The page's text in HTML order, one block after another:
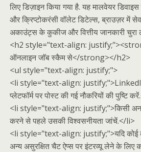
लिए डिज़ाइन किया गया है. यह मालवेयर
और क्रिप्टोकरंसी वॉलेट डिटेल्स, ब्राउज़र में
अकाउंट्स के कुकीज और वित्तीय जानकारी चुरा
<h2 style="text-align:
ऑनलाइन जॉब स्कैम से</strong></h2>
<ul style="text-align: justify;">
<li style="text-align:
प्लेटफॉर्म पर पोस्ट की गई नौकरियों की पुष्टि
<li style="text-align: justify;">किसी
करने से पहले उसकी विश्वसनीयता जांचें.</li>
<li style="text-align: justify;">यदि कोई
अन्य असुरक्षित चैट ऐप्स पर इंटरव्यू लेने के लिए